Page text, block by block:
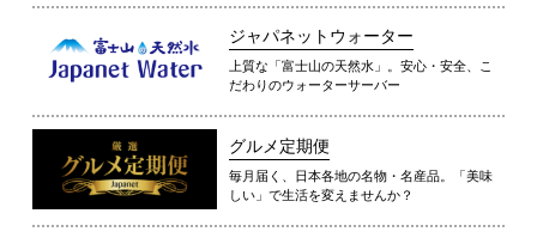
ジャパネットウォーター
上質な「富士山の天然水」。安心・安全、こ
だわりのウォーターサーバー
グルメ定期便
毎月届く、日本各地の名物・名産品。「美味
しい」で生活を変えませんか？